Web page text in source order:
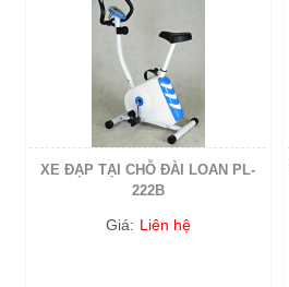
XE ĐẠP TẠI CHỖ ĐÀI LOAN PL-
222B
Giá: Liên hệ